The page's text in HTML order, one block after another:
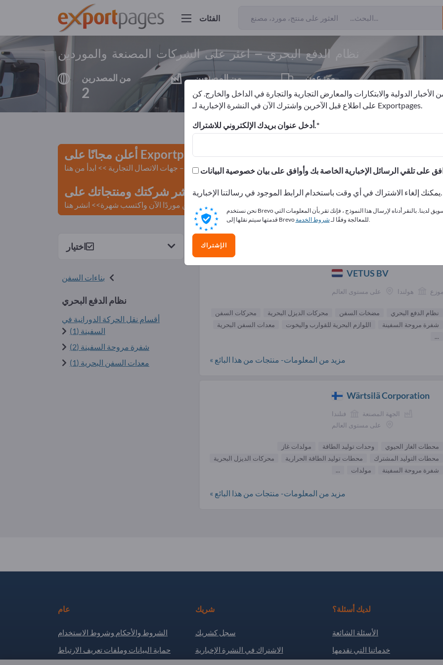
الفئات
نظام الدفع البحري – اعثر على الشركات المصنعة والموردين
من المصدرين
2
من المصنعين
1
موزعون
1
نظام الدفع البحري
أعلن مجانًا على Exportpages!
الاحتياجات – العروض – السلع المستعملة – جهات الاتصال التجارية >> ابدأ من هنا
انشر شركتك ومنتجاتك على Exportpages.
كن موردًا الآن واكتسب شهرة>> انشر هنا
اختيار
بناءات السفن
نظام الدفع البحري
أقسام نقل الحركة الدورانية في
السفينة (1)
شفرة مروحة السفينة (2)
معدات السفن البحرية (1)
الموردون نظام الدفع البحري (2)
VETUS BV
هولندا على مستوى العالم
نظام الدفع البحري مضخات السفن محركات الديزل البحرية
محركات السفن
شفرة مروحة السفينة
اللوازم البحرية للقوارب واليخوت
معدات السفن البحرية
...
مزيد من المعلومات- منتجات من هذا البائع »
Wärtsilä Corporation
الجهة المصنعة
فنلندا
على مستوى العالم
محطات الغاز الحيوي وحدات توليد الطاقة
مولدات غاز
محطات التوليد المشترك
محطات توليد الطاقة الحرارية
محركات الديزل البحرية
شفرة مروحة السفينة
مولدات ...
مزيد من المعلومات- منتجات من هذا البائع »
عام
الشروط والأحكام وشروط الاستخدام
حماية البيانات وملفات تعريف الارتباط
شريك
سجل كشريك
الاشتراك في النشرة الإخبارية
لديك أسئلة؟
الأسئلة الشائعة
خدماتنا التي نقدمها
الأخبار الدولية والابتكارات والمعارض التجارية والتجارة في الداخل والخارج. كن
على اطلاع قبل الآخرين واشترك الآن في النشرة الإخبارية لـ Exportpages.
أدخل عنوان بريدك الإلكتروني للاشتراك.
يمكنك إلغاء الاشتراك في أي وقت باستخدام الرابط الموجود في رسالتنا الإخبارية.
نحن نستخدم Brevo كمنصة تسويق لدينا. بالنقر أدناه لإرسال هذا النموذج ، فإنك تقر بأن المعلومات التي
قدمتها سيتم نقلها إلى Brevo للمعالجة وفقًا لـشروط الخدمة .
الإشتراك